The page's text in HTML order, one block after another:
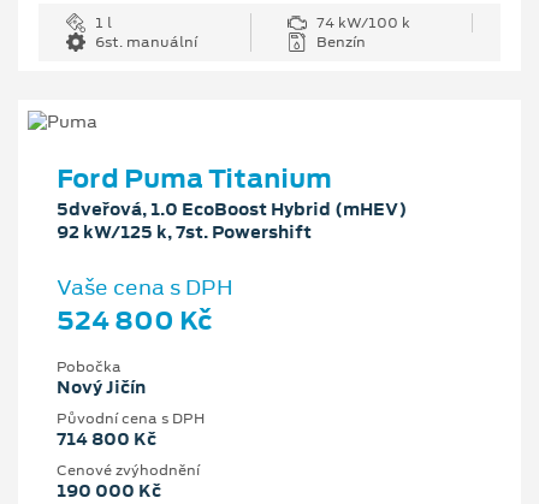
1 l
74 kW/100 k
6st. manuální
Benzín
Ford Puma Titanium
5dveřová, 1.0 EcoBoost Hybrid (mHEV)
92 kW/125 k, 7st. Powershift
Vaše cena s DPH
524 800 Kč
Pobočka
Nový Jičín
Původní cena s DPH
714 800 Kč
Cenové zvýhodnění
190 000 Kč